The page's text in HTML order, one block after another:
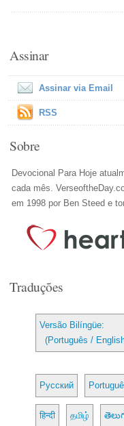
Assinar
Assinar via Email
RSS
Sobre
Devocional Para Hoje
cada mês.
em 1998 por Ben Steed e
Traduções
Versão Bilíngüe:
(Português /
Русский
हिन्दी தமிழ்